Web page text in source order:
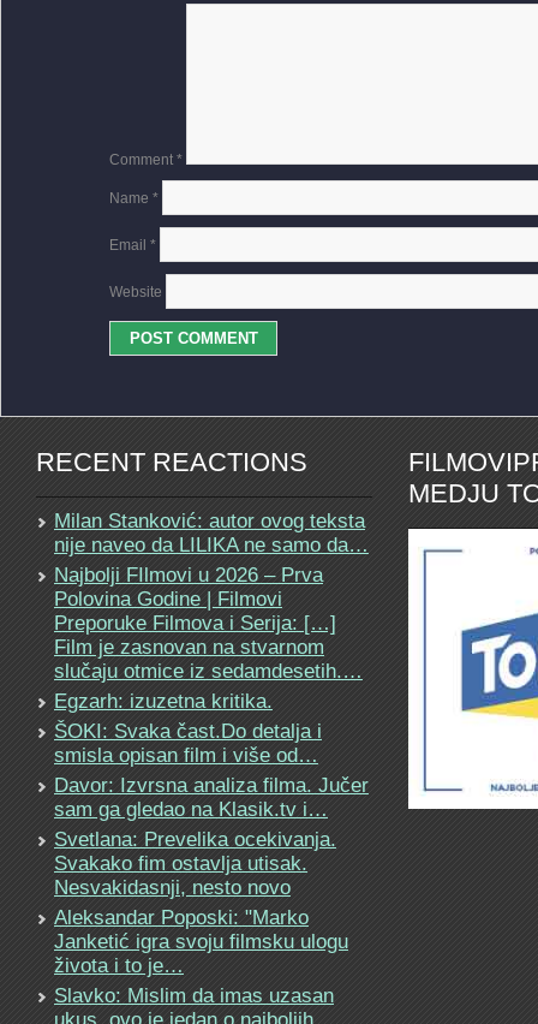
Comment *
Name *
Email *
Website
RECENT REACTIONS
Milan Stanković: autor ovog teksta
nije naveo da LILIKA ne samo da…
Najbolji FIlmovi u 2026 – Prva
Polovina Godine | Filmovi
Preporuke Filmova i Serija: […]
Film je zasnovan na stvarnom
slučaju otmice iz sedamdesetih.…
Egzarh: izuzetna kritika.
ŠOKI: Svaka čast.Do detalja i
smisla opisan film i više od…
Davor: Izvrsna analiza filma. Jučer
sam ga gledao na Klasik.tv i…
Svetlana: Prevelika ocekivanja.
Svakako fim ostavlja utisak.
Nesvakidasnji, nesto novo
Aleksandar Poposki: "Marko
Janketić igra svoju filmsku ulogu
života i to je…
Slavko: Mislim da imas uzasan
MEDJU